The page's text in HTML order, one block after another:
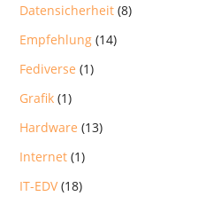
Datensicherheit (8)
Empfehlung (14)
Fediverse (1)
Grafik (1)
Hardware (13)
Internet (1)
IT-EDV(18)